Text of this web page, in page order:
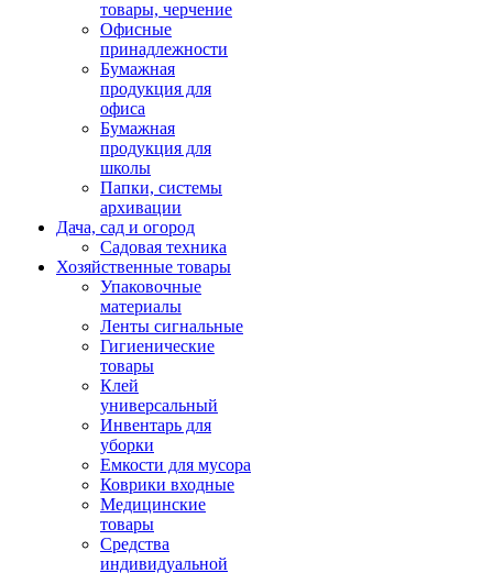
товары, черчение
Офисные
принадлежности
Бумажная
продукция для
офиса
Бумажная
продукция для
школы
Папки, системы
архивации
Дача, сад и огород
Садовая техника
Хозяйственные товары
Упаковочные
материалы
Ленты сигнальные
Гигиенические
товары
Клей
универсальный
Инвентарь для
уборки
Емкости для мусора
Коврики входные
Медицинские
товары
Средства
индивидуальной